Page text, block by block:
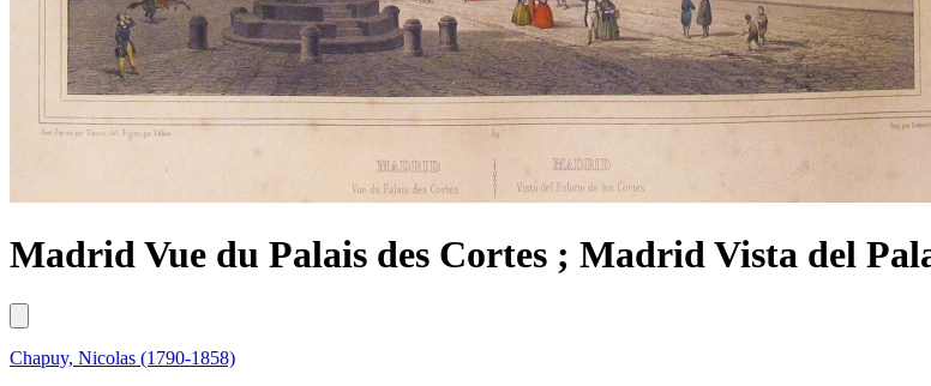
Madrid Vue du Palais des Cortes ; Madrid Vista del
Chapuy, Nicolas (1790-1858)